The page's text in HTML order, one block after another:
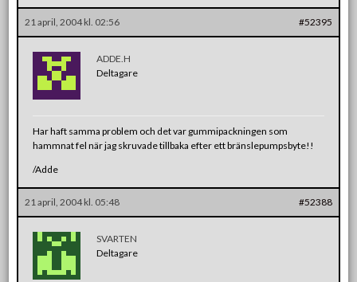
21 april, 2004 kl. 02:56 #52395
ADDE.H
Deltagare
Har haft samma problem och det var gummipackningen som
hammnat fel när jag skruvade tillbaka efter ett bränslepumpsbyte!!
/Adde
21 april, 2004 kl. 05:48 #52388
SVARTEN
Deltagare